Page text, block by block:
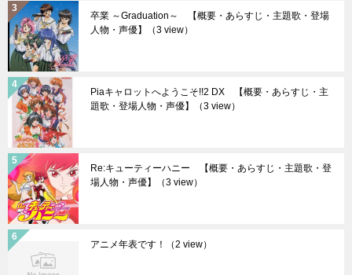
卒業 ～Graduation～ 【概要・あらすじ・主題歌・登場
人物・声優】
（3 view）
Piaキャロットへようこそ!!2 DX 【概要・あらすじ・主
題歌・登場人物・声優】
（3 view）
Re:キューティーハニー 【概要・あらすじ・主題歌・登
場人物・声優】
（3 view）
アニメ年表です！ （2 view）